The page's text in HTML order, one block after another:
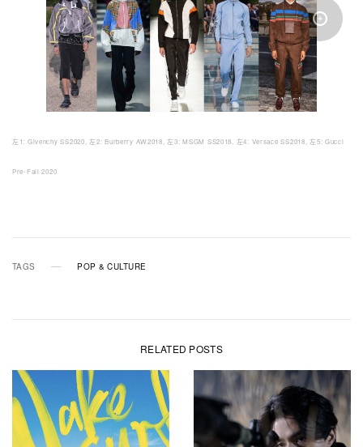
左1: Givenchy SS2020,左2: Burberry AW2018,左3: MSGM SS2018, 左4: Versace SS2018,左5: Gucci
Pre-Fall 2020
TAGS POP & CULTURE
RELATED POSTS